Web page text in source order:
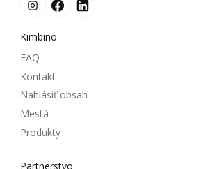
Kimbino
FAQ
Kontakt
Nahlásiť obsah
Mestá
Produkty
Partnerstvo